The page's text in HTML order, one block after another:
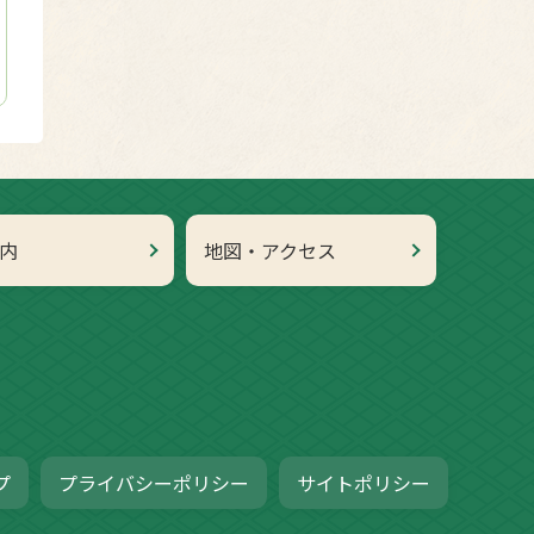
地図・アクセス
プライバシーポリシー サイトポリシー